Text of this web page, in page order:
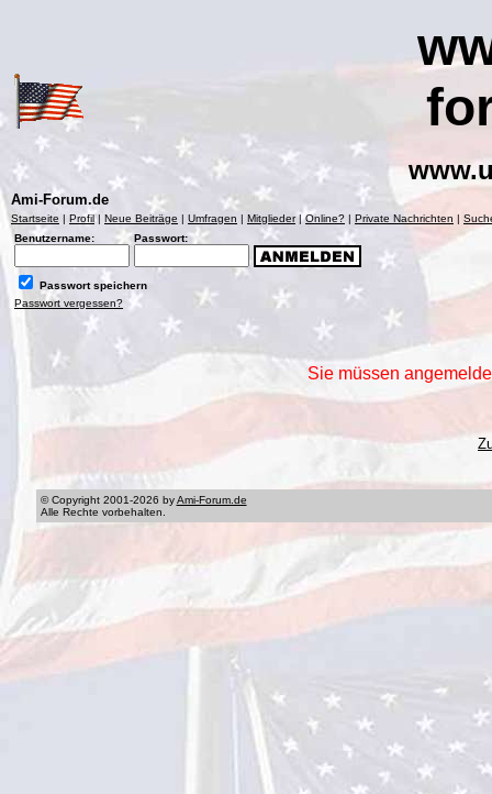
Ami-Forum.de
Startseite | Profil| Neue Beiträge | Umfragen | Mitglieder|Online? | Private Nachrichten |
Benutzername:
Passwort:
Passwort speichern
Passwort vergessen?
Sie müssen
© Copyright 2001-2026 byAmi-Forum.de
Alle Rechte vorbehalten.